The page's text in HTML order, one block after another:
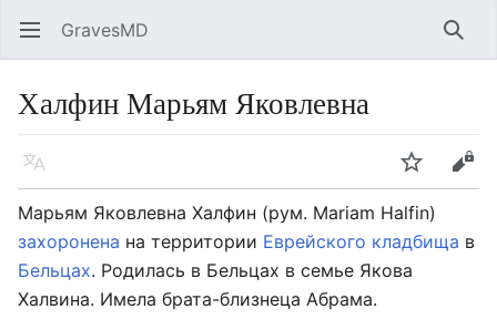
Открыть главное меню GravesMD Найти
Халфин Марьям Яковлевна
Язык Следить
Марьям Яковлевна Халфин (рум. Mariam Halfin)
захоронена на территории Еврейского кладбища в
Бельцах. Родилась в Бельцах в семье Якова
Халвина. Имела брата-близнеца Абрама.